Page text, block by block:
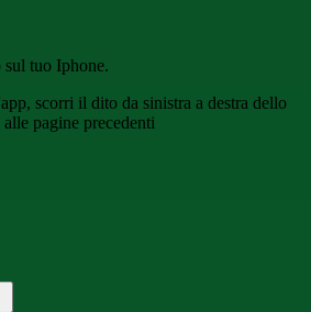
sul tuo Iphone.
scorri il dito da sinistra a destra dello
pagine precedenti